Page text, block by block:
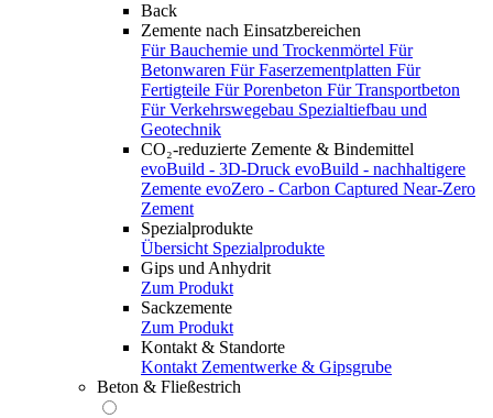
Back
Zemente nach Einsatzbereichen
Für Bauchemie und Trockenmörtel Für
Betonwaren Für Faserzementplatten Für
Fertigteile Für Porenbeton Für Transportbeton
Für Verkehrswegebau Spezialtiefbau und
Geotechnik
CO₂-reduzierte Zemente & Bindemittel
evoBuild - 3D-Druck evoBuild - nachhaltigere
Zemente evoZero - Carbon Captured Near-Zero
Zement
Spezialprodukte
Übersicht Spezialprodukte
Gips und Anhydrit
Zum Produkt
Sackzemente
Zum Produkt
Kontakt & Standorte
Kontakt Zementwerke & Gipsgrube
Beton & Fließestrich